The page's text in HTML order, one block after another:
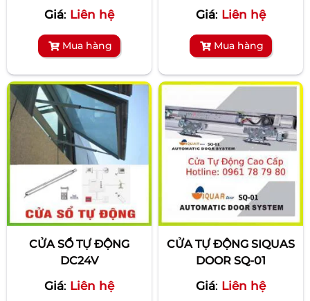
Giá: Liên hệ
Mua hàng
Giá: Liên hệ
Mua hàng
CỬA SỔ TỰ ĐỘNG
DC24V
Giá: Liên hệ
CỬA TỰ ĐỘNG SIQUAS
DOOR SQ-01
Giá: Liên hệ